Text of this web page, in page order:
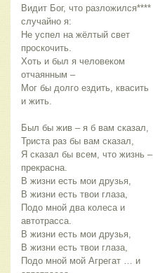
Видит Бог, что разложился****
случайно я:
Не успел на жёлтый свет
проскочить.
Хоть и был я человеком
отчаянным –
Мог бы долго ездить, квасить
и жить.
Был бы жив – я б вам сказал,
Триста раз бы вам сказал,
Я сказал бы всем, что жизнь –
прекрасна.
В жизни есть мои друзья,
В жизни есть твои глаза,
Подо мной два колеса и
автотрасса.
В жизни есть мои друзья,
В жизни есть твои глаза,
Подо мной мой Агрегат … и